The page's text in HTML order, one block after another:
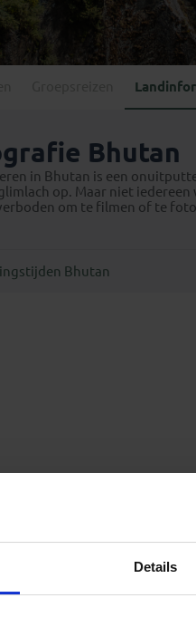
Details
Mexico
Bhutan
in Bhutan is een
op. Maar niet
om te filmen of te
Bhutan